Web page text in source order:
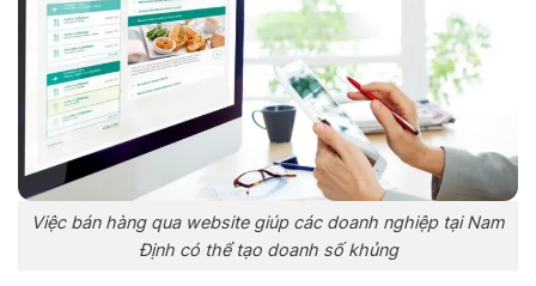
Việc bán hàng qua website giúp các doanh nghiệp tại Nam
Định có thể tạo doanh số khủng